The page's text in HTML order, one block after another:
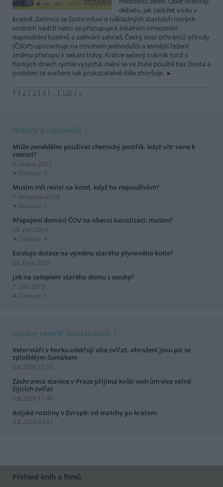
debatu, jak zadržet vodu v
krajině. Zatímco se často mluví o nákladných stavbách nových
vodních nádrží nebo se přistupuje k lokálním omezením
napouštění bazénů a zalévání zahrad, Český svaz ochránců přírody
(ČSOP) upozorňuje na mnohem jednodušší a levnější řešení:
změnu přístupu k sekání trávy. Krátce sečený trávník totiž v
horkých dnech rychle vysychá, mění se ve žluté pouště bez života a
problém se suchem tak prokazatelně dále zhoršuje.
1 | 2 | 3 | 4 | .. | 126 | »
dotazy a odpovědi
Může zemědělec používat chemický postřik, když vítr vane k
vesnici?
2. dubna 2017
Diskuse: 3
Musím mít revizi na kotel, když ho nepoužívám?
7. listopadu 2016
Diskuse: 1
Přepojení domácí ČOV na obecní kanalizaci: musím?
19. září 2016
Diskuse: 4
Existuje dotace na výměnu starého plynového kotle?
23. října 2015
Jak na zateplení starého domu z opuky?
7. září 2015
Diskuse: 1
zprávy zelené domácnosti
Veterináři v horku ošetřují více zvířat, ohrožení jsou psi se
zploštělým čumákem
6.8.2026 15:15
Záchranná stanice v Praze přijímá kvůli vedrům více volně
žijících zvířat
5.8.2026 17:40
Asijské rostliny v Evropě: od matchy po kratom
3.8.2026 03:21
Přehled knih a filmů